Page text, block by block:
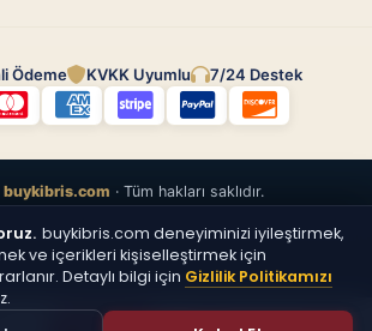
Ödeme KVKK Uyumlu 7/24 Destek
buykibris.com · Tüm hakları saklıdır.
buykibris.com deneyiminizi iyileştirmek,
ve içerikleri kişiselleştirmek için
Detaylı bilgi için Gizlilik Politikamızı